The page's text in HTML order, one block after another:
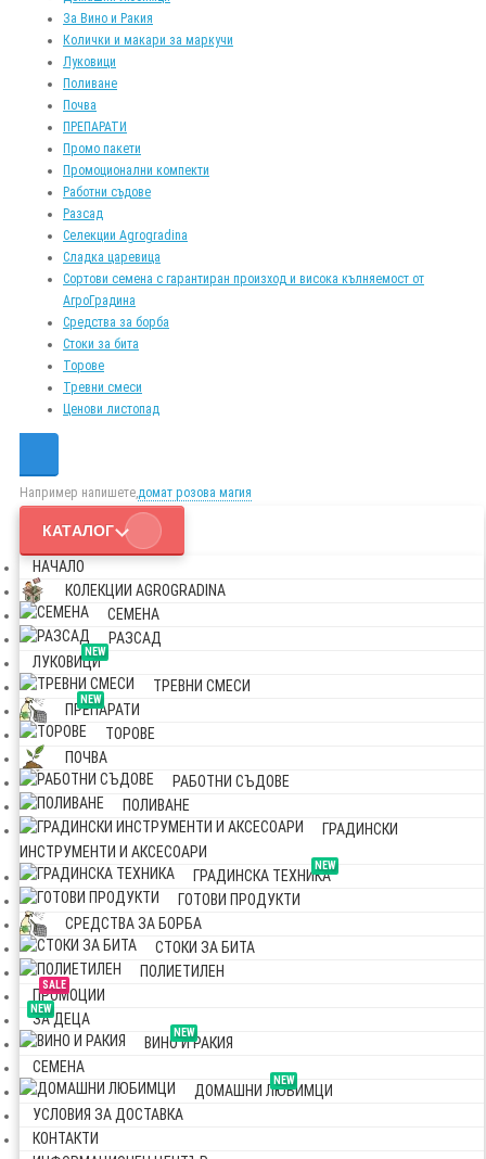
За Вино и Ракия
Колички и макари за маркучи
Луковици
Поливане
Почва
ПРЕПАРАТИ
Промо пакети
Промоционални компекти
Работни съдове
Разсад
Селекции Agrogradina
Сладка царевица
Сортови семена с гарантиран произход и висока кълняемост от
АгроГрадина
Средства за борба
Стоки за бита
Торове
Тревни смеси
Ценови листопад
Например напишете,домат розова магия
КАТАЛОГ
НАЧАЛО
КОЛЕКЦИИ AGROGRADINA
СЕМЕНА
РАЗСАД
NEW
ЛУКОВИЦИ
ТРЕВНИ СМЕСИ
NEW
ПРЕПАРАТИ
ТОРОВЕ
ПОЧВА
РАБОТНИ СЪДОВЕ
ПОЛИВАНЕ
ГРАДИНСКИ
ИНСТРУМЕНТИ И АКСЕСОАРИ
NEW
ГРАДИНСКА ТЕХНИКА
ГОТОВИ ПРОДУКТИ
СРЕДСТВА ЗА БОРБА
СТОКИ ЗА БИТА
ПОЛИЕТИЛЕН
SALE
ПРОМОЦИИ
NEW
ЗА ДЕЦА
NEW
ВИНО И РАКИЯ
СЕМЕНА
NEW
ДОМАШНИ ЛЮБИМЦИ
УСЛОВИЯ ЗА ДОСТАВКА
КОНТАКТИ